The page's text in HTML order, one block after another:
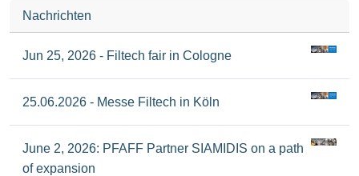
Nachrichten
Jun 25, 2026 - Filtech fair in Cologne
25.06.2026 - Messe Filtech in Köln
June 2, 2026: PFAFF Partner SIAMIDIS on a path
of expansion